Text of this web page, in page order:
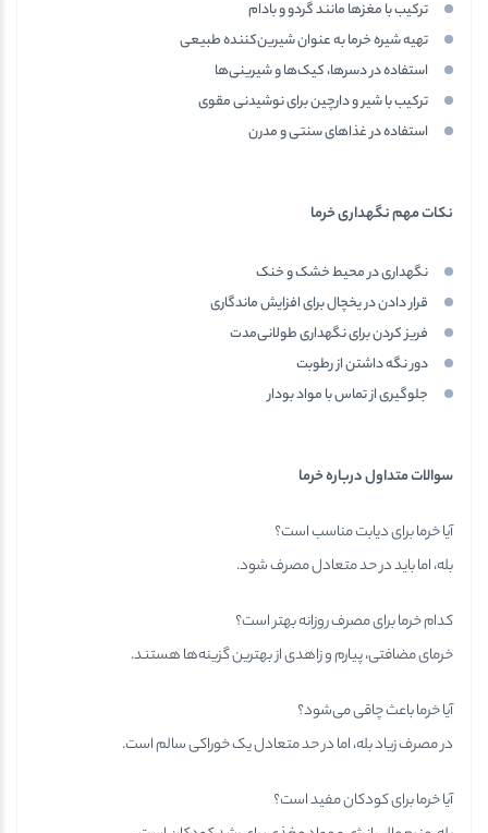
ترکیب با مغزها مانند گردو و بادام
تهیه شیره خرما به عنوان شیرین‌کننده طبیعی
استفاده در دسرها، کیک‌ها و شیرینی‌ها
ترکیب با شیر و دارچین برای نوشیدنی مقوی
استفاده در غذاهای سنتی و مدرن
نکات مهم نگهداری خرما
نگهداری در محیط خشک و خنک
قرار دادن در یخچال برای افزایش ماندگاری
فریز کردن برای نگهداری طولانی‌مدت
دور نگه داشتن از رطوبت
جلوگیری از تماس با مواد بودار
سوالات متداول درباره خرما
آیا خرما برای دیابت مناسب است؟
بله، اما باید در حد متعادل مصرف شود.
کدام خرما برای مصرف روزانه بهتر است؟
خرمای مضافتی، پیارم و زاهدی از بهترین گزینه‌ها هستند.
آیا خرما باعث چاقی می‌شود؟
در مصرف زیاد بله، اما در حد متعادل یک خوراکی سالم است.
آیا خرما برای کودکان مفید است؟